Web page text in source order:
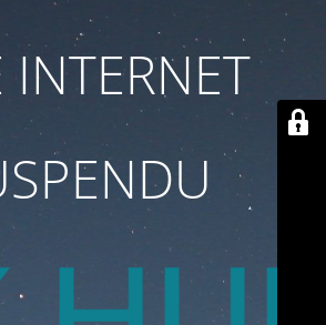
INTERNET